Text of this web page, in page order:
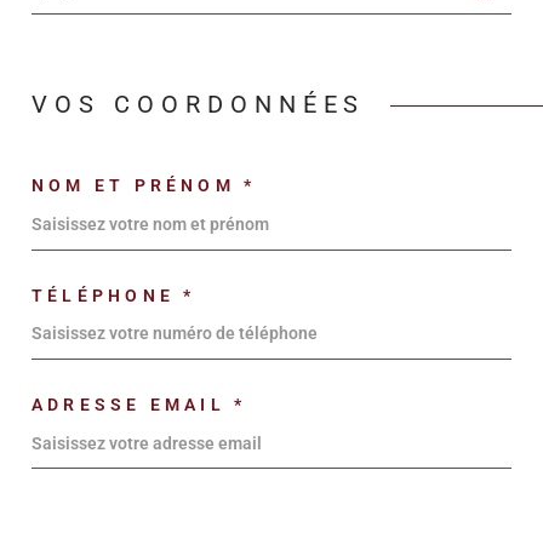
VOS COORDONNÉES
NOM ET PRÉNOM *
TÉLÉPHONE *
ADRESSE EMAIL *